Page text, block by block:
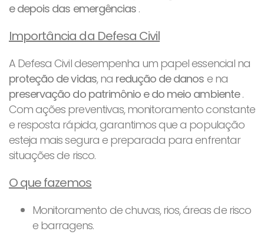
e depois das emergências.
Importância da Defesa Civil
A Defesa Civil desempenha um papel essencial na
proteção de vidas, na redução de danos e na
preservação do patrimônio e do meio ambiente.
Com ações preventivas, monitoramento constante
e resposta rápida, garantimos que a população
esteja mais segura e preparada para enfrentar
situações de risco.
O que fazemos
Monitoramento de chuvas, rios, áreas de risco
e barragens.